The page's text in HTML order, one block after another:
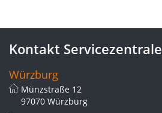
Kontakt
Würzburg
Münzstraße 12
97070 Würzburg